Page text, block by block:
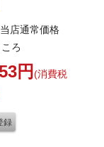
BL-Ｌ-JAN-
）
DR-Ｌ-JAN-
ド）
店通常価格
ろ
円 (消費税